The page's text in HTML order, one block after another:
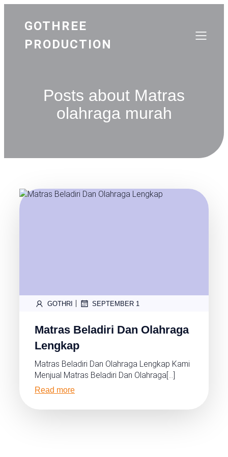
GOTHREE
PRODUCTION
Posts about Matras
olahraga murah
GOTHRI SEPTEMBER 1
Matras Beladiri Dan Olahraga
Lengkap
Matras Beladiri Dan Olahraga Lengkap Kami
Menjual Matras Beladiri Dan Olahraga[…]
Read more